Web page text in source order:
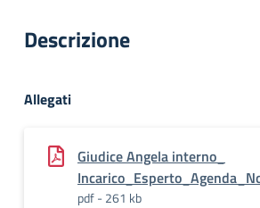
Descrizione
Allegati
Giudice Angela interno_
pdf - 261 kb